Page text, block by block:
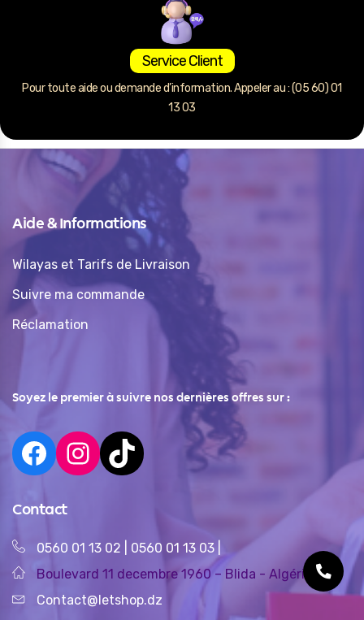
Service Client
Pour toute aide ou demande d’information. Appeler au : (05 60) 01
13 03
Aide & Informations
Wilayas et Tarifs de Livraison
Suivre ma commande
Réclamation
Soyez le premier à suivre nos dernières offres sur :
Contact
0560 01 13 02 0560 01 13 03
Boulevard 11 decembre 1960 – Blida - Algérie
Contact@letshop.dz